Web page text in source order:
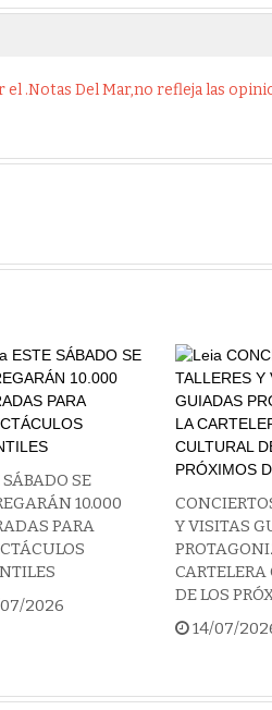
.Notas Del Mar,no refleja las
SÁBADO SE
10.000
PARA
2026
Y VISITAS
DE LOS
14/07/